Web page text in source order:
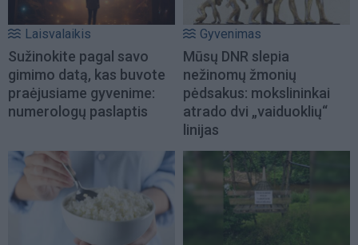
Laisvalaikis
Sužinokite pagal savo
gimimo datą, kas buvote
praėjusiame gyvenime:
numerologų paslaptis
Gyvenimas
Mūsų DNR slepia
nežinomų žmonių
pėdsakus: mokslininkai
atrado dvi „vaiduoklių“
linijas